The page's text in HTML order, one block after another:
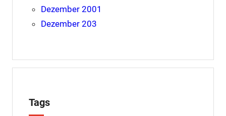
Dezember 2001
Dezember 203
Tags